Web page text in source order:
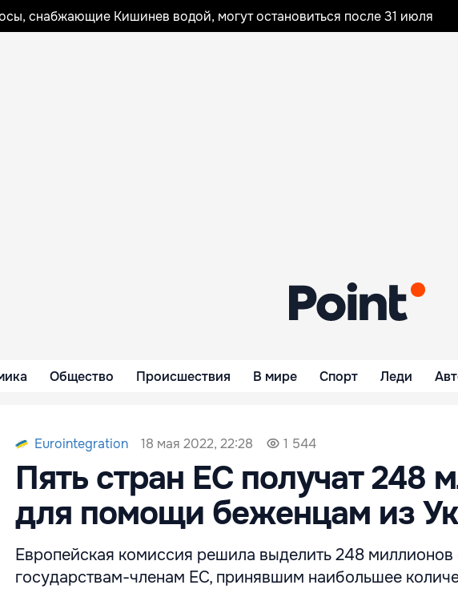
снабжающие Кишинев водой, могут остановиться после 31 июля
Общество Происшествия В мире Спорт Леди
Eurointegration 18 мая 2022, 22:28 1 544
Пять стран ЕС получат 248
для помощи беженцам из
Европейская комиссия решила выделить 248 миллионов
государствам-членам ЕС, принявшим наибольшее